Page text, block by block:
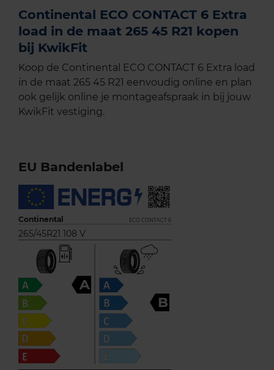
Continental ECO CONTACT 6 Extra
load in de maat 265 45 R21 kopen
bij KwikFit
Koop de Continental ECO CONTACT 6 Extra load
in de maat 265 45 R21 eenvoudig online en plan
ook gelijk online je montageafspraak in bij jouw
KwikFit vestiging.
EU Bandenlabel
Continental ECO CONTACT 6
265/45R21 108 V
A
B